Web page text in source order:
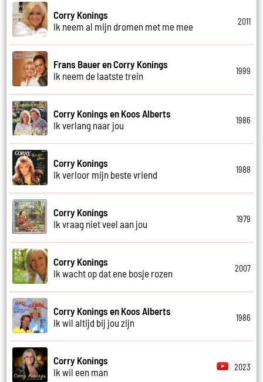
Corry Konings
Ik neem al mijn dromen met me mee
2011
Frans Bauer en Corry Konings
Ik neem de laatste trein
1999
Corry Konings en Koos Alberts
Ik verlang naar jou
1986
Corry Konings
Ik verloor mijn beste vriend
1988
Corry Konings
Ik vraag niet veel aan jou
1979
Corry Konings
Ik wacht op dat ene bosje rozen
2007
Corry Konings en Koos Alberts
Ik wil altijd bij jou zijn
1986
Corry Konings
Ik wil een man
2023